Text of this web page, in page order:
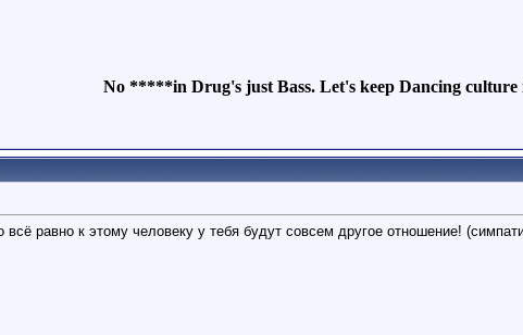
No *****in Drug's just Bass. Let's keep Dancing culture
равно к этому человеку у тебя будут совсем другое отношение!